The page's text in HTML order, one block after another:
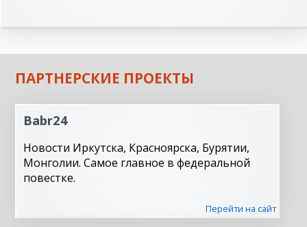
ПАРТНЕРСКИЕ ПРОЕКТЫ
Babr24
Новости Иркутска, Красноярска, Бурятии,
Монголии. Самое главное в федеральной
повестке.
Перейти на сайт